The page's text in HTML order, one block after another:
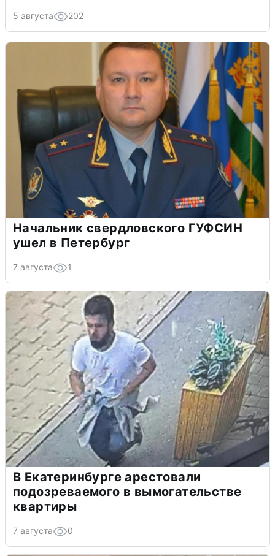
5 августа 202
Начальник свердловского ГУФСИН
ушел в Петербург
7 августа 1
В Екатеринбурге арестовали
подозреваемого в вымогательстве
квартиры
7 августа 0